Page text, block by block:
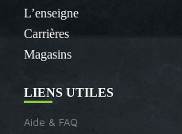
L’enseigne
Carrières
Magasins
LIENS UTILES
Aide & FAQ